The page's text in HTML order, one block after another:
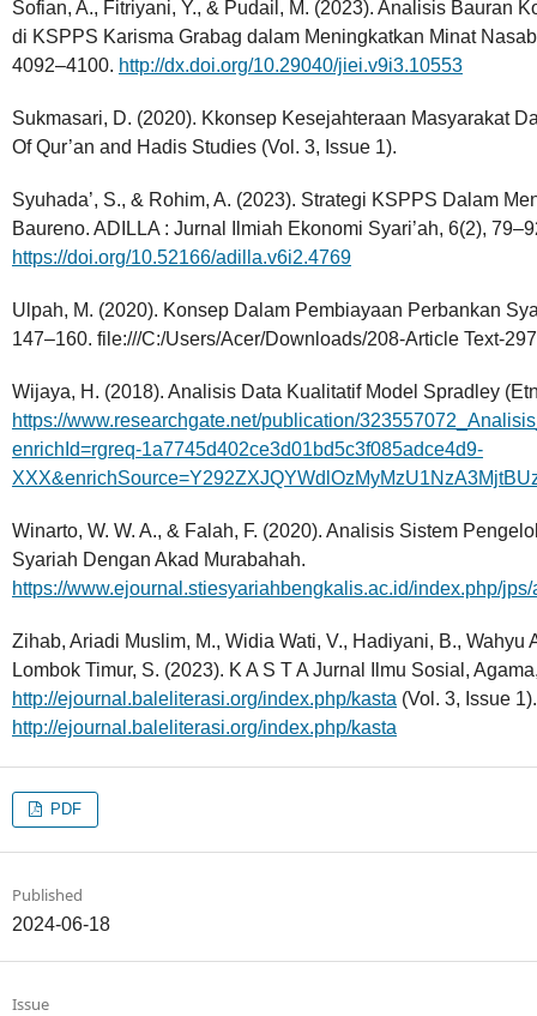
Sofian, A., Fitriyani, Y., & Pudail, M. (2023). Analisis Bauran
di KSPPS Karisma Grabag dalam Meningkatkan Minat
4092–4100. http://dx.doi.org/10.29040/jiei.v9i3.10553
Sukmasari, D. (2020). Kkonsep Kesejahteraan Masyarakat
Of Qur’an and Hadis Studies (Vol. 3, Issue 1).
Syuhada’, S., & Rohim, A. (2023). Strategi KSPPS Dalam
Baureno. ADILLA : Jurnal Ilmiah Ekonomi Syari’ah, 6(2),
https://doi.org/10.52166/adilla.v6i2.4769
Ulpah, M. (2020). Konsep Dalam Pembiayaan Perbankan
147–160. file:///C:/Users/Acer/Downloads/208-Article Text-
Wijaya, H. (2018). Analisis Data Kualitatif Model Spradley
https://www.researchgate.net/publication/
enrichId=rgreq-1a7745d402ce3d01bd5c3f085adce4d9-
Winarto, W. W. A., & Falah, F. (2020). Analisis Sistem
Syariah Dengan Akad Murabahah.
https://www.ejournal.stiesyariahbengkalis.ac.id/index.php/
Zihab, Ariadi Muslim, M., Widia Wati, V., Hadiyani, B., Wahyu
Lombok Timur, S. (2023). K A S T A Jurnal Ilmu Sosial,
http://ejournal.baleliterasi.org/index.php/kasta (Vol. 3, Issue 1).
http://ejournal.baleliterasi.org/index.php/kasta
PDF
Published
2024-06-18
Issue